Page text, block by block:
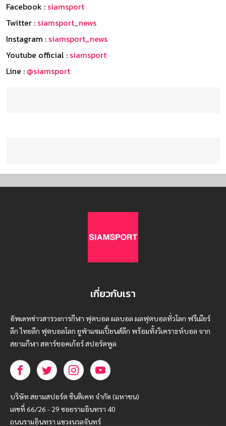
Facebook : siamsport
Twitter : siamsport_news
Instagram : siamsport_news
Youtube official : siamsport
Line : @siamsport
เกี่ยวกับเรา
อัพเดทข่าวสารวงการกีฬา ฟุตบอล ผลบอล ผลฟุตบอลทั่วโลก ฟรีเมียร์
ลีก ไทยลีก ฟุตบอลโลก ยูฟ่าแซมเปี้ยนส์ลีก พร้อมทั้งวิเคราะห์บอล จาก
สยามกีฬา สตาร์ชอคเก้อร์ สปอร์ตพูล
บริษัท สยามสปอร์ต ซินติเคท จำกัด (มหาชน)
เลขที่ 66/26 - 29 ซอยรามอินทรา 40
ถนนรามอินทรา แขวงนวลจันทร์